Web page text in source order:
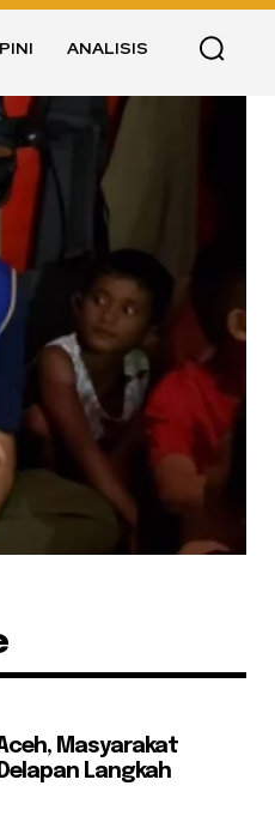
ANALISIS
Masyarakat
Langkah